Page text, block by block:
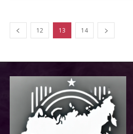
12 13 14